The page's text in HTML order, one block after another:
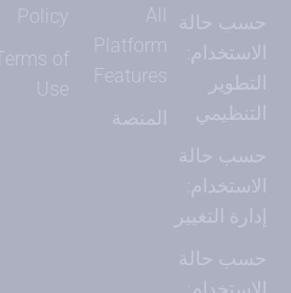
حسب حالة
الاستخدام:
التطوير
التنظيمي
حسب حالة
الاستخدام:
إدارة التغيير
حسب حالة
All
Platform
Features
المنصة
Policy
Terms of
Use